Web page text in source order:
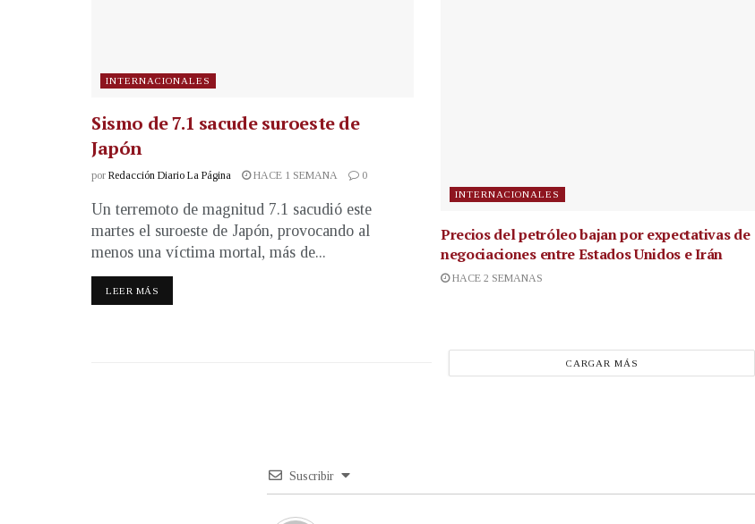
INTERNACIONALES
Sismo de 7.1 sacude suroeste de
Japón
por Redacción Diario La Página HACE 1 SEMANA 0
Un terremoto de magnitud 7.1 sacudió este
martes el suroeste de Japón, provocando al
menos una víctima mortal, más de...
LEER MÁS
INTERNACIONALES
Precios del petróleo bajan por expectativas de
negociaciones entre Estados Unidos e Irán
HACE 2 SEMANAS
CARGAR MÁS
Suscribir